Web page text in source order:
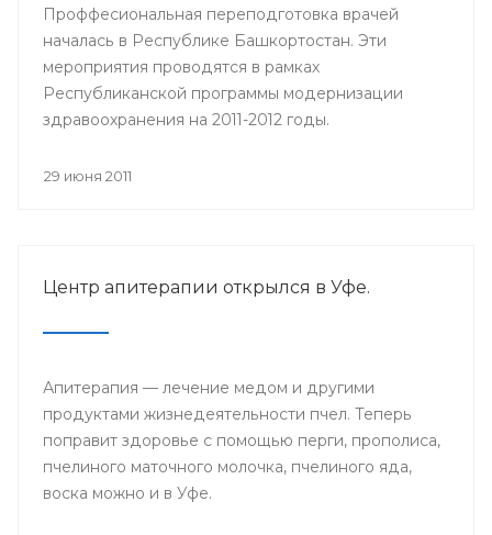
Проффесиональная переподготовка врачей
началась в Республике Башкортостан. Эти
мероприятия проводятся в рамках
Республиканской программы модернизации
здравоохранения на 2011-2012 годы.
29 июня 2011
Центр апитерапии открылся в Уфе.
Апитерапия — лечение медом и другими
продуктами жизнедеятельности пчел. Теперь
поправит здоровье с помощью перги, прополиса,
пчелиного маточного молочка, пчелиного яда,
воска можно и в Уфе.